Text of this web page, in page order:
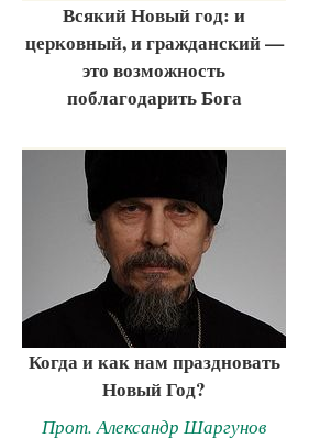
Всякий Новый год: и
церковный, и гражданский —
это возможность
поблагодарить Бога
Когда и как нам праздновать
Новый Год?
Прот. Александр Шаргунов